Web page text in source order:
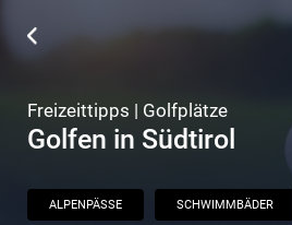
Freizeittipps | Golfplätze
Golfen in Südtirol
ALPENPÄSSE SCHWIMMBÄDER